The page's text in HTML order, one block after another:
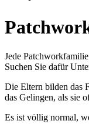
Jede
Suchen Sie dafür
Die Eltern bilden das
das Gelingen, als sie
Es ist völlig normal,